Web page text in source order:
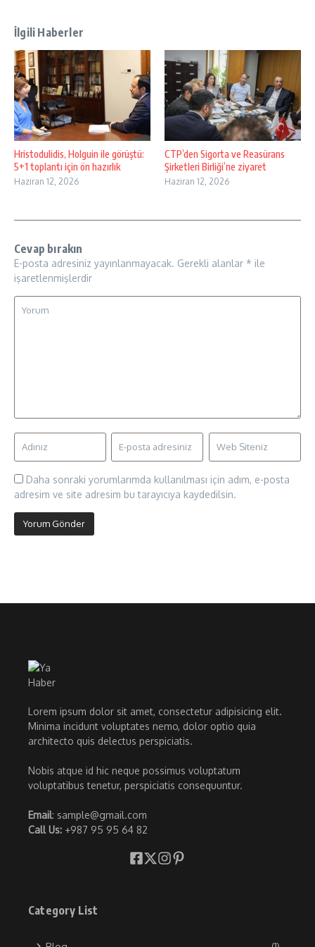
İlgili Haberler
Hristodulidis, Holguin ile görüştü:
5+1 toplantı için ön hazırlık
Haziran 12, 2026
CTP’den Sigorta ve Reasürans
Şirketleri Birliği’ne ziyaret
Haziran 12, 2026
Cevap bırakın
E-posta adresiniz yayınlanmayacak. Gerekli alanlar * ile
işaretlenmişlerdir
Daha sonraki yorumlarımda kullanılması için adım, e-posta
adresim ve site adresim bu tarayıcıya kaydedilsin.
Lorem ipsum dolor sit amet, consectetur adipisicing elit.
Minima incidunt voluptates nemo, dolor optio quia
architecto quis delectus perspiciatis.
Nobis atque id hic neque possimus voluptatum
voluptatibus tenetur, perspiciatis consequuntur.
Email: sample@gmail.com
Call Us: +987 95 95 64 82
Category List